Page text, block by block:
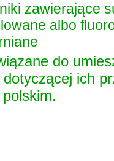
zawierające
albo
do
ich